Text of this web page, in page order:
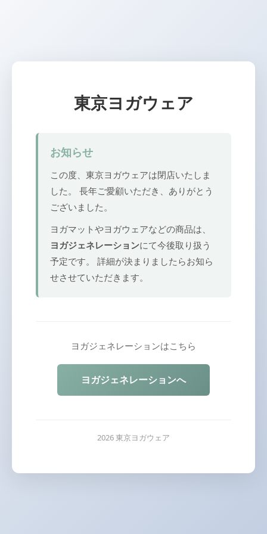
東京ヨガウェア
お知らせ
この度、東京ヨガウェアは閉店いたしま
した。 長年ご愛顧いただき、ありがとう
ございました。
ヨガマットやヨガウェアなどの商品は、
ヨガジェネレーションにて今後取り扱う
予定です。 詳細が決まりましたらお知ら
せさせていただきます。
ヨガジェネレーションはこちら
ヨガジェネレーションへ
2026 東京ヨガウェア